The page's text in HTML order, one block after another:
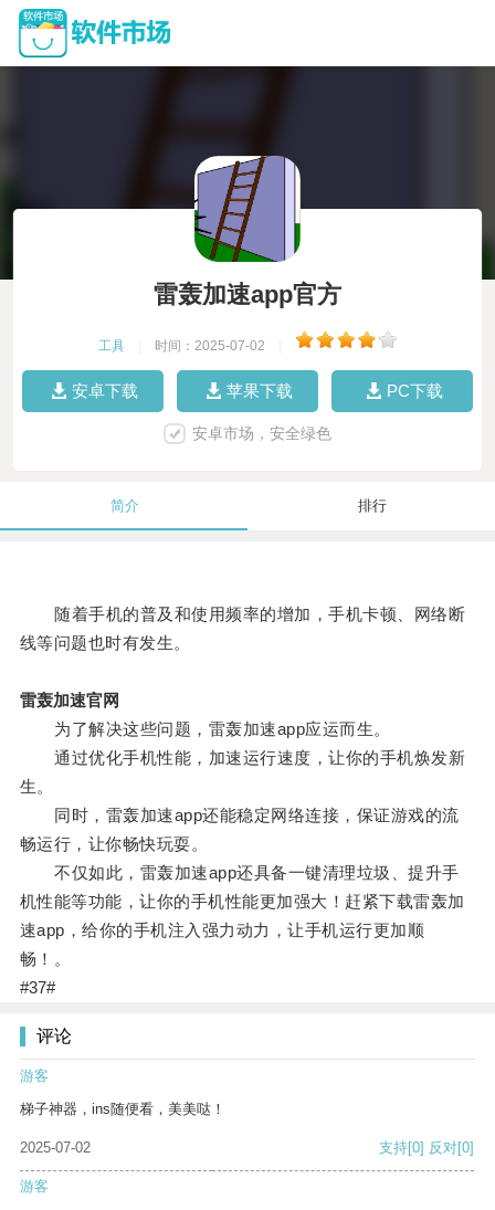
雷轰加速app官方
工具 时间：2025-07-02
安卓下载 苹果下载 PC下载
安卓市场，安全绿色
简介 排行
随着手机的普及和使用频率的增加，手机卡顿、网络断
线等问题也时有发生。
雷轰加速官网
为了解决这些问题，雷轰加速app应运而生。
通过优化手机性能，加速运行速度，让你的手机焕发新
生。
同时，雷轰加速app还能稳定网络连接，保证游戏的流
畅运行，让你畅快玩耍。
不仅如此，雷轰加速app还具备一键清理垃圾、提升手
机性能等功能，让你的手机性能更加强大！赶紧下载雷轰加
速app，给你的手机注入强力动力，让手机运行更加顺
畅！。
#37#
评论
游客
梯子神器，ins随便看，美美哒！
2025-07-02 支持[0] 反对[0]
游客